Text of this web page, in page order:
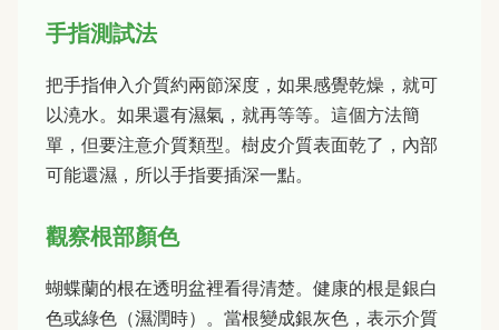
手指測試法
把手指伸入介質約兩節深度，如果感覺乾燥，就可
以澆水。如果還有濕氣，就再等等。這個方法簡
單，但要注意介質類型。樹皮介質表面乾了，內部
可能還濕，所以手指要插深一點。
觀察根部顏色
蝴蝶蘭的根在透明盆裡看得清楚。健康的根是銀白
色或綠色（濕潤時）。當根變成銀灰色，表示介質